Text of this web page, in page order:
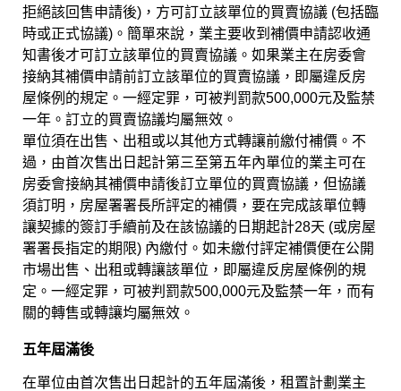
拒絕該回售申請後)，方可訂立該單位的買賣協議 (包括臨
時或正式協議)。簡單來說，業主要收到補價申請認收通
知書後才可訂立該單位的買賣協議。如果業主在房委會
接納其補價申請前訂立該單位的買賣協議，即屬違反房
屋條例的規定。一經定罪，可被判罰款500,000元及監禁
一年。訂立的買賣協議均屬無效。
單位須在出售、出租或以其他方式轉讓前繳付補價。不
過，由首次售出日起計第三至第五年內單位的業主可在
房委會接納其補價申請後訂立單位的買賣協議，但協議
須訂明，房屋署署長所評定的補價，要在完成該單位轉
讓契據的簽訂手續前及在該協議的日期起計28天 (或房屋
署署長指定的期限) 內繳付。如未繳付評定補價便在公開
市場出售、出租或轉讓該單位，即屬違反房屋條例的規
定。一經定罪，可被判罰款500,000元及監禁一年，而有
關的轉售或轉讓均屬無效。
五年屆滿後
在單位由首次售出日起計的五年屆滿後，租置計劃業主